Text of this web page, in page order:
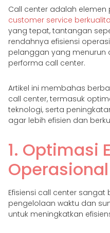
Call center adalah
customer service
yang tepat, tantangan
rendahnya efisiensi
pelanggan yang
performa call center.
Artikel ini membahas
call center, termasuk
teknologi, serta
agar lebih efisien dan
1. Optimasi
Efisiensi call center
pengelolaan waktu dan
untuk meningkatkan